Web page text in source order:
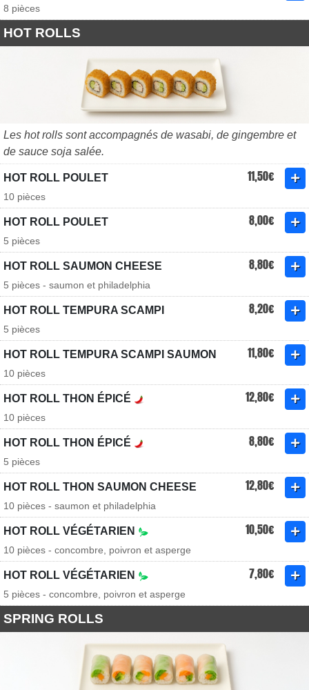
8 pièces
HOT ROLLS
Les hot rolls sont accompagnés de wasabi, de gingembre et
de sauce soja salée.
HOT ROLL POULET 11,50€
10 pièces
HOT ROLL POULET 8,00€
5 pièces
HOT ROLL SAUMON CHEESE 8,80€
5 pièces - saumon et philadelphia
HOT ROLL TEMPURA SCAMPI 8,20€
5 pièces
HOT ROLL TEMPURA SCAMPI SAUMON 11,80€
10 pièces
HOT ROLL THON ÉPICÉ 12,80€
10 pièces
HOT ROLL THON ÉPICÉ 8,80€
5 pièces
HOT ROLL THON SAUMON CHEESE 12,80€
10 pièces - saumon et philadelphia
HOT ROLL VÉGÉTARIEN 10,50€
10 pièces - concombre, poivron et asperge
HOT ROLL VÉGÉTARIEN 7,80€
5 pièces - concombre, poivron et asperge
SPRING ROLLS